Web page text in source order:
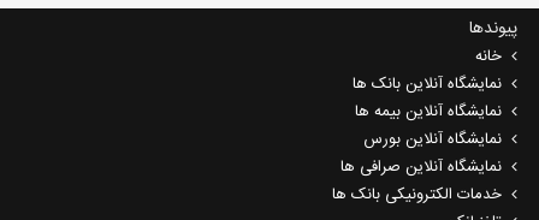
پیوندها
خانه
نمایشگاه آنلاین بانک ها
نمایشگاه آنلاین بیمه ها
نمایشگاه آنلاین بورس
نمایشگاه آنلاین صرافی ها
خدمات الکترونیکی بانک ها